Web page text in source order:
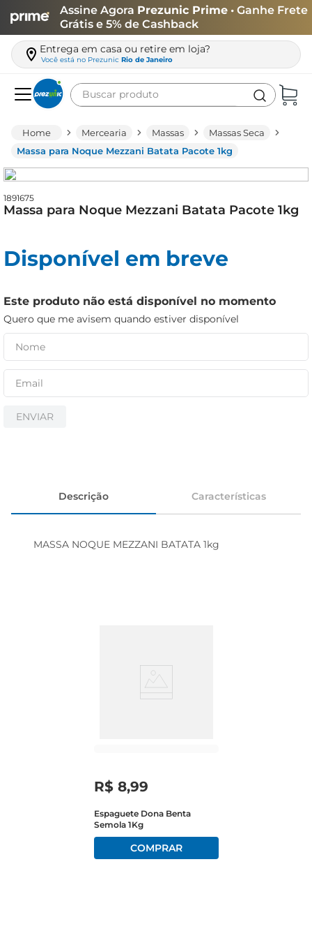
Assine Agora Prezunic Prime • Ganhe Frete
Grátis e 5% de Cashback
Entrega em casa ou retire em loja?
Você está no Prezunic Rio de Janeiro
Buscar produto
Mercearia Massas
Massas Seca
Massa para Noque Mezzani Batata Pacote 1kg
1891675
Massa para Noque Mezzani Batata Pacote 1kg
Disponível em breve
Este produto não está disponível no momento
Quero que me avisem quando estiver disponível
ENVIAR
Descrição Características
MASSA NOQUE MEZZANI BATATA 1kg
R$ 8,99
Espaguete Dona Benta
Semola 1Kg
leite
queijo
azeite
iogurte
papel higiênico